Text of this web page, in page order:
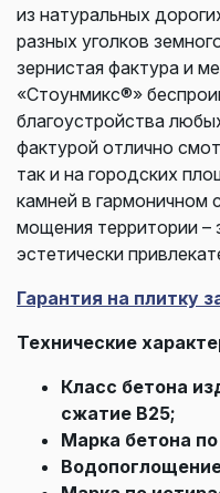
из натуральных
разных уголков
зернистая фактура и
«Стоунмикс®»
благоустройства
фактурой отлично
так и на городских
камней в гармоничном
мощения территории –
эстетически
Гарантия на плитку
Технические
Класс бетона
сжатие В25;
Марка бетона